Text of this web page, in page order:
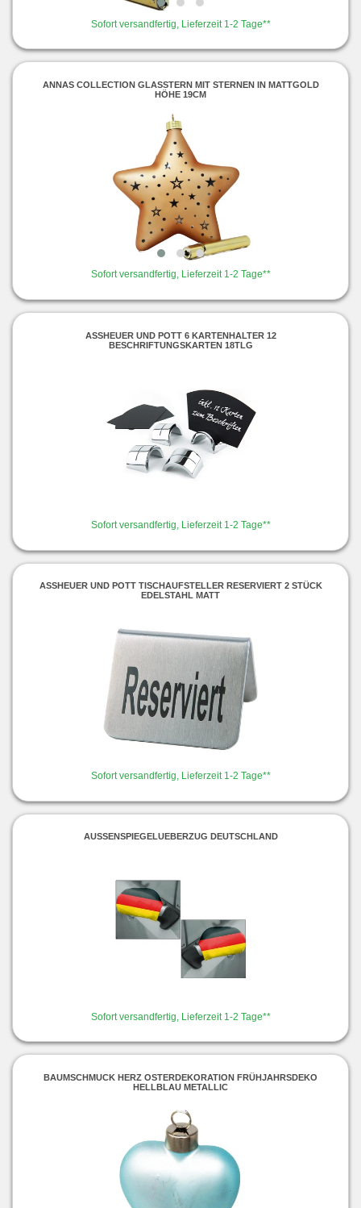
Sofort versandfertig, Lieferzeit 1-2 Tage**
ANNAS COLLECTION GLASSTERN MIT STERNEN IN MATTGOLD
HÖHE 19CM
Sofort versandfertig, Lieferzeit 1-2 Tage**
ASSHEUER UND POTT 6 KARTENHALTER 12
BESCHRIFTUNGSKARTEN 18TLG
Sofort versandfertig, Lieferzeit 1-2 Tage**
ASSHEUER UND POTT TISCHAUFSTELLER RESERVIERT 2 STÜCK
EDELSTAHL MATT
Sofort versandfertig, Lieferzeit 1-2 Tage**
AUSSENSPIEGELUEBERZUG DEUTSCHLAND
Sofort versandfertig, Lieferzeit 1-2 Tage**
BAUMSCHMUCK HERZ OSTERDEKORATION FRÜHJAHRSDEKO
HELLBLAU METALLIC